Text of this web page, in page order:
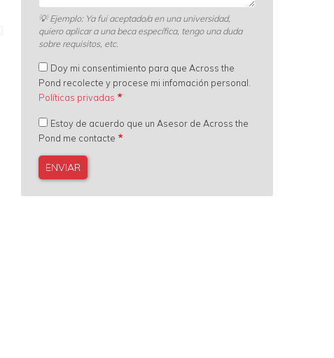
💡Ejemplo: Ya fui aceptado/a en una universidad,
quiero aplicar a una beca específica, tengo una duda
sobre requisitos, etc.
Doy mi consentimiento para que Across the
Pond recolecte y procese mi infomación personal.
Políticas privadas
Estoy de acuerdo que un Asesor de Across the
Pond me contacte